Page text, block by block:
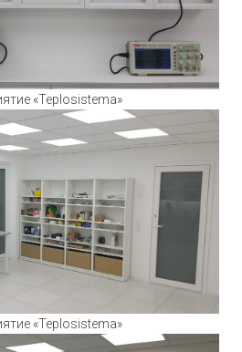
«Teplosistema»
«Teplosistema»